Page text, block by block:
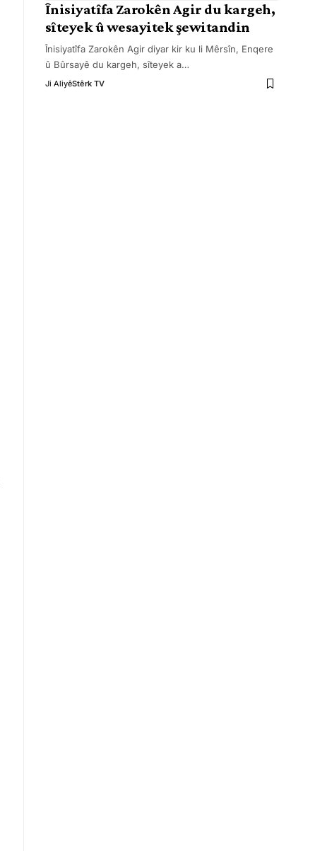
Înisiyatîfa Zarokên Agir du kargeh,
sîteyek û wesayitek şewitandin
Înisiyatîfa Zarokên Agir diyar kir ku li Mêrsîn, Enqere
û Bûrsayê du kargeh, sîteyek a…
Ji AliyêStêrk TV